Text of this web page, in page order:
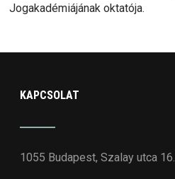
Jogakadémiájának oktatója.
KAPCSOLAT
1055 Budapest, Szalay utca 16.